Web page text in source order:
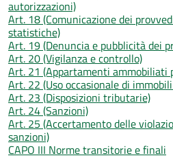
autorizzazioni)
Art. 18 (Comunicazione dei
statistiche)
Art. 19 (Denuncia e pubblicità dei
Art. 20 (Vigilanza e controllo)
Art. 21 (Appartamenti ammobiliati
Art. 22 (Uso occasionale di
Art. 23 (Disposizioni tributarie)
Art. 24 (Sanzioni)
Art. 25 (Accertamento delle
sanzioni)
CAPO III Norme transitorie e finali